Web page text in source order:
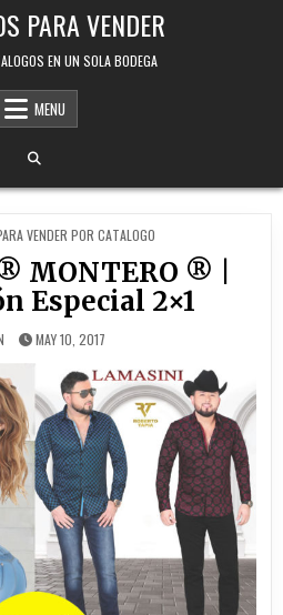
PARA VENDER
EN UN SOLA BODEGA
MENU
VENDER POR CATALOGO
MONTERO ® |
Especial 2×1
MAY 10, 2017